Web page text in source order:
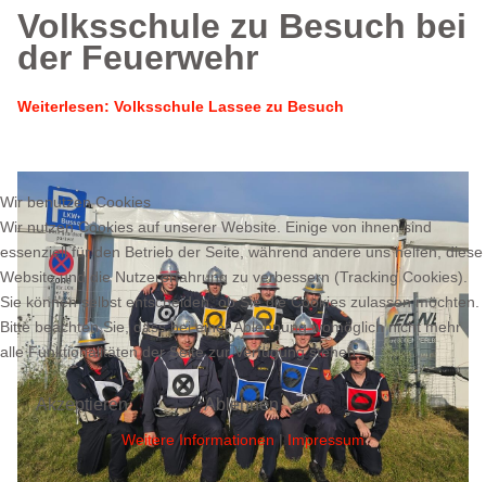
Volksschule zu Besuch bei
der Feuerwehr
Weiterlesen: Volksschule Lassee zu Besuch
Wir benutzen Cookies
Wir nutzen Cookies auf unserer Website. Einige von ihnen sind
essenziell für den Betrieb der Seite, während andere uns helfen, diese
Website und die Nutzererfahrung zu verbessern (Tracking Cookies).
Sie können selbst entscheiden, ob Sie die Cookies zulassen möchten.
Bitte beachten Sie, dass bei einer Ablehnung womöglich nicht mehr
alle Funktionalitäten der Seite zur Verfügung stehen.
Akzeptieren Ablehnen
Weitere Informationen | Impressum